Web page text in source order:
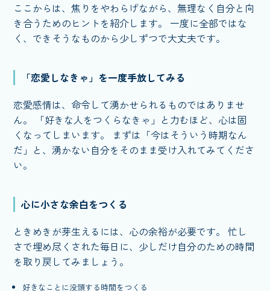
ここからは、焦りをやわらげながら、無理なく自分と向
き合うためのヒントを紹介します。 一度に全部ではな
く、できそうなものから少しずつで大丈夫です。
「恋愛しなきゃ」を一度手放してみる
恋愛感情は、命令して湧かせられるものではありませ
ん。 「好きな人をつくらなきゃ」と力むほど、心は固
くなってしまいます。 まずは「今はそういう時期なん
だ」と、湧かない自分をそのまま受け入れてみてくださ
い。
心に小さな余白をつくる
ときめきが芽生えるには、心の余裕が必要です。 忙し
さで埋め尽くされた毎日に、少しだけ自分のための時間
を取り戻してみましょう。
好きなことに没頭する時間をつくる